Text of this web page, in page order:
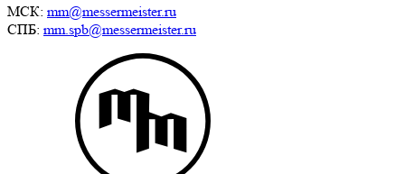
МСК: mm@messermeister.ru
СПБ: mm.spb@messermeister.ru